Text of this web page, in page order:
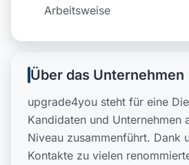
Arbeitsweise
Über das Unternehmen
upgrade4you steht für eine
Kandidaten und Unternehmen
Niveau zusammenführt. Dank
Kontakte zu vielen